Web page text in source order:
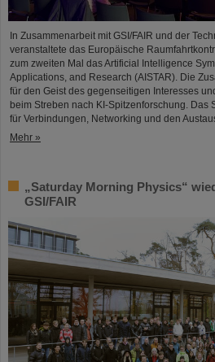
In Zusammenarbeit mit GSI/FAIR und der
veranstaltete das Europäische
zum zweiten Mal das Artificial Intelligence
Applications, and Research (AISTAR). Die
für den Geist des gegenseitigen Interesses
beim Streben nach KI-Spitzenforschung. Das
für Verbindungen, Networking und den
Mehr »
„Saturday Morning Physics“
GSI/FAIR